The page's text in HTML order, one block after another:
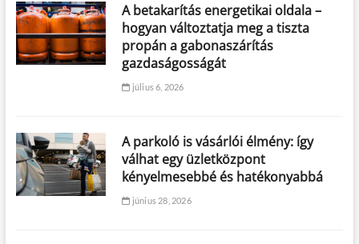
A betakarítás energetikai oldala –
hogyan változtatja meg a tiszta
propán a gabonaszárítás
gazdaságosságát
július 6, 2026
A parkoló is vásárlói élmény: így
válhat egy üzletközpont
kényelmesebbé és hatékonyabbá
június 28, 2026